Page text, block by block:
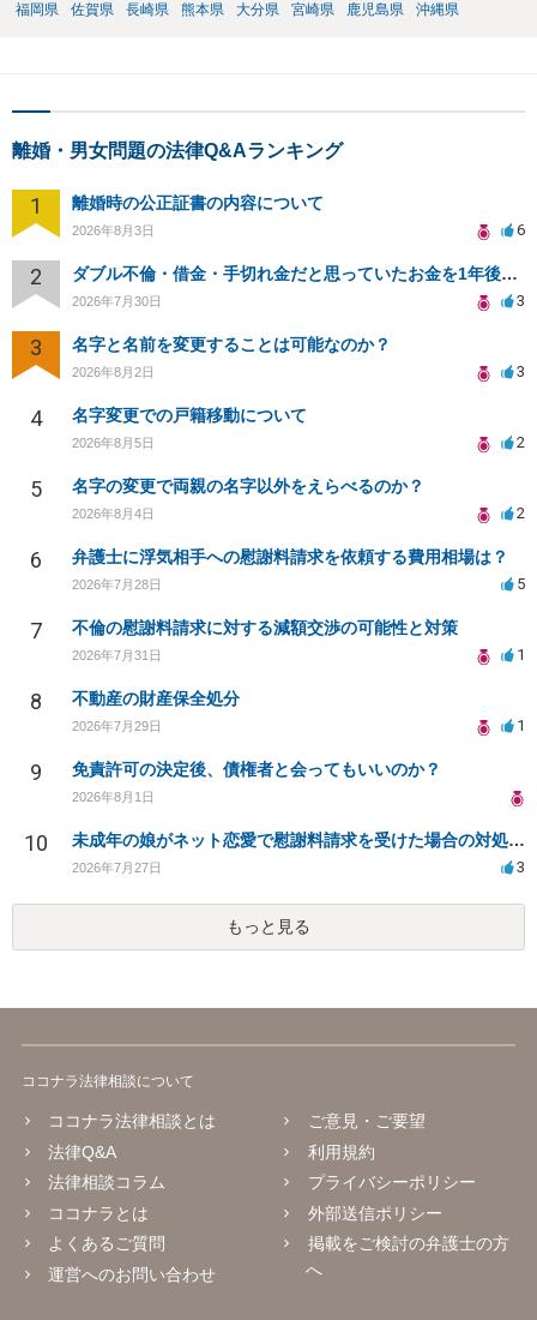
福岡県
佐賀県 長崎県 熊本県 大分県 宮崎県 鹿児島県 沖縄県
離婚・男女問題の法律Q&Aランキング
1 離婚時の公正証書の内容について
2026年8月3日 6
2 ダブル不倫・借金・手切れ金だと思っていたお金を1年後いまさら脅迫罪として通知書が来てまとめて請求
2026年7月30日 3
3 名字と名前を変更することは可能なのか？
2026年8月2日 3
4 名字変更での戸籍移動について
2026年8月5日 2
5 名字の変更で両親の名字以外をえらべるのか？
2026年8月4日 2
6 弁護士に浮気相手への慰謝料請求を依頼する費用相場は？
2026年7月28日 5
7 不倫の慰謝料請求に対する減額交渉の可能性と対策
2026年7月31日 1
8 不動産の財産保全処分
2026年7月29日 1
9 免責許可の決定後、債権者と会ってもいいのか？
2026年8月1日
10 未成年の娘がネット恋愛で慰謝料請求を受けた場合の対処法は？
2026年7月27日 3
もっと見る
ココナラ法律相談について
ココナラ法律相談とは
法律Q&A
法律相談コラム
ココナラとは
よくあるご質問
運営へのお問い合わせ
ご意見・ご要望
利用規約
プライバシーポリシー
外部送信ポリシー
掲載をご検討の弁護士の方
へ